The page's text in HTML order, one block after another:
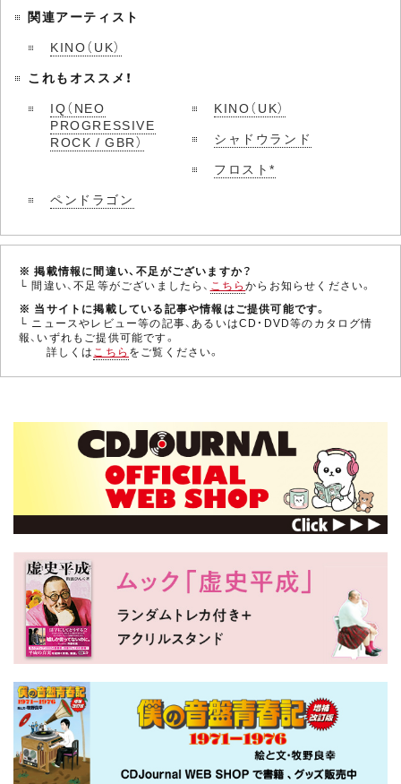
関連アーティスト
KINO（UK）
これもオススメ！
IQ（NEO
PROGRESSIVE
ROCK / GBR）
KINO（UK）
シャドウランド
フロスト*
ペンドラゴン
※ 掲載情報に間違い、不足がございますか？
└ 間違い、不足等がございましたら、 こちらからお知らせください。
※ 当サイトに掲載している記事や情報はご提供可能です。
└ ニュースやレビュー等の記事、あるいはCD・DVD等のカタログ情
報、いずれもご提供可能です。
詳しくはこちら をご覧ください。